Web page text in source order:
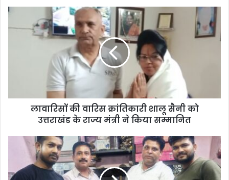
लावारिसों की वारिस क्रांतिकारी शालू सैनी को
उत्तराखंड के राज्य मंत्री ने किया सम्मानित